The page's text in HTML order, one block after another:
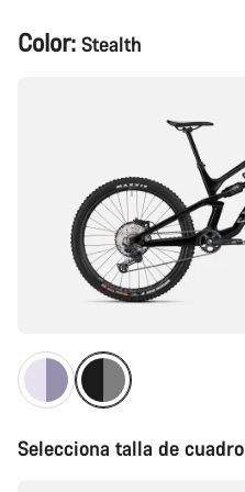
Configuración
del
Color: Stealth
Selecciona talla de cuadro